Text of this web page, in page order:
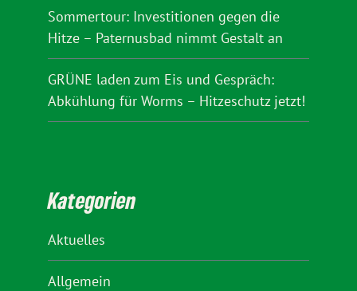
Sommertour: Investitionen gegen die
Hitze – Paternusbad nimmt Gestalt an
GRÜNE laden zum Eis und Gespräch:
Abkühlung für Worms – Hitzeschutz jetzt!
Kategorien
Aktuelles
Allgemein